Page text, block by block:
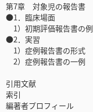
第7章 対象児の報告書
●1．臨床場面
1）初期評価報告書の例
●2．実習
1）症例報告書の形式
2）症例報告書の一例
引用文献
索引
編著者プロフィール